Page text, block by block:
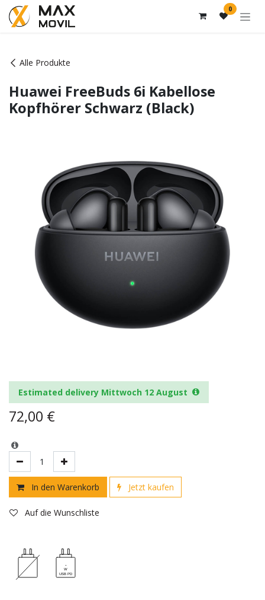
Zum Inhalt springen 0
Alle Produkte
Huawei FreeBuds 6i Kabellose
Kopfhörer Schwarz (Black)
Estimated delivery Mittwoch 12 August
72,00 €
In den Warenkorb Jetzt kaufen
Auf die Wunschliste